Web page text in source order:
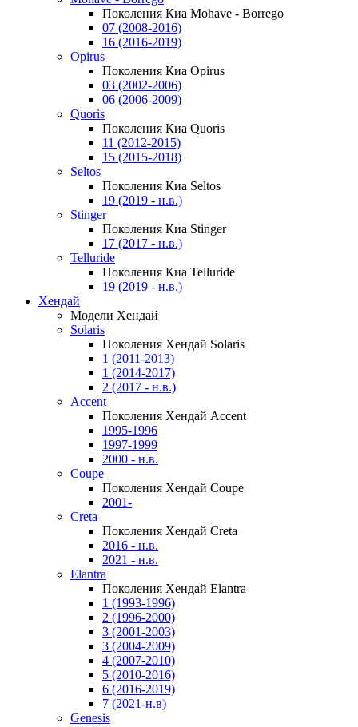
Поколения Киа Mohave - Borrego
07 (2008-2016)
16 (2016-2019)
Opirus
Поколения Киа Opirus
03 (2002-2006)
06 (2006-2009)
Quoris
Поколения Киа Quoris
11 (2012-2015)
15 (2015-2018)
Seltos
Поколения Киа Seltos
19 (2019 - н.в.)
Stinger
Поколения Киа Stinger
17 (2017 - н.в.)
Telluride
Поколения Киа Telluride
19 (2019 - н.в.)
Хендай
Модели Хендай
Solaris
Поколения Хендай Solaris
1 (2011-2013)
1 (2014-2017)
2 (2017 - н.в.)
Accent
Поколения Хендай Accent
1995-1996
1997-1999
2000 - н.в.
Coupe
Поколения Хендай Coupe
2001-
Creta
Поколения Хендай Creta
2016 - н.в.
2021 - н.в.
Elantra
Поколения Хендай Elantra
1 (1993-1996)
2 (1996-2000)
3 (2001-2003)
3 (2004-2009)
4 (2007-2010)
5 (2010-2016)
6 (2016-2019)
7 (2021-н.в)
Genesis